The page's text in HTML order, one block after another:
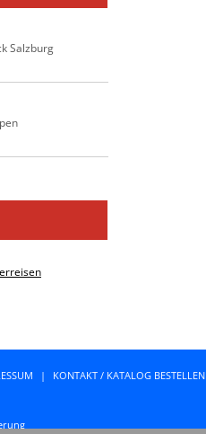
Salzburg
| KONTAKT / KATALOG BESTELLEN